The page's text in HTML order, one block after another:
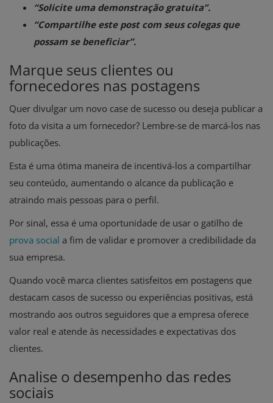
“Solicite uma demonstração gratuita”.
“Compartilhe este post com seus colegas que
possam se beneficiar”.
Marque seus clientes ou
fornecedores nas postagens
Quer divulgar um novo case de sucesso ou deseja publicar a
foto da visita a um fornecedor? Lembre-se de marcá-los nas
publicações.
Esta é uma ótima maneira de incentivá-los a compartilhar
seu conteúdo, aumentando o alcance da publicação e
atraindo mais pessoas para o perfil.
Por sinal, essa é uma oportunidade de usar o gatilho de
prova social a fim de validar e promover a credibilidade da
sua empresa.
Quando você marca clientes satisfeitos em postagens que
destacam casos de sucesso ou experiências positivas, está
mostrando aos outros seguidores que a empresa oferece
valor real e atende às necessidades e expectativas dos
clientes.
Analise o desempenho das redes
sociais